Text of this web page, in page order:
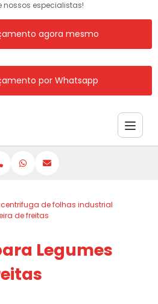
nossos especialistas!
agora mesmo
por Whatsapp
centrifuga de folhas industrial
de freitas
Legumes